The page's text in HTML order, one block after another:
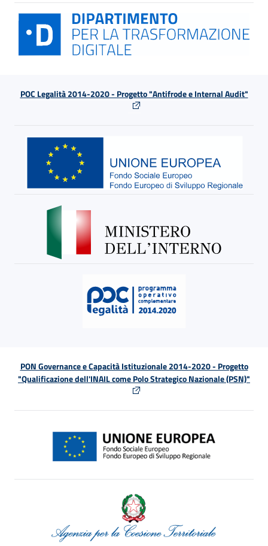
POC Legalità 2014-2020 - Progetto "Antifrode e Internal Audit"
PON Governance e Capacità Istituzionale 2014-2020 - Progetto
"Qualificazione dell'INAIL come Polo Strategico Nazionale (PSN)"